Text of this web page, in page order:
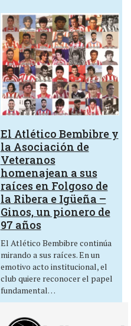
El Atlético Bembibre y
la Asociación de
Veteranos
homenajean a sus
raíces en Folgoso de
la Ribera e Igüeña –
Ginos, un pionero de
97 años
El Atlético Bembibre continúa
mirando a sus raíces. En un
emotivo acto institucional, el
club quiere reconocer el papel
fundamental…